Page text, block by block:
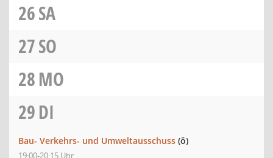
26SA
27SO
28MO
29DI
Bau- Verkehrs- und Umweltausschuss (ö)
19:00-20:15 Uhr